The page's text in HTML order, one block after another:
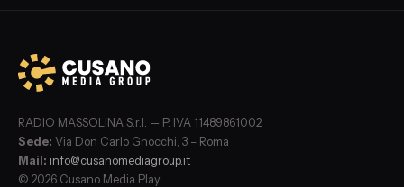
RADIO MASSOLINA S.r.l. — P. IVA 11489861002
Sede: Via Don Carlo Gnocchi, 3 – Roma
Mail: info@cusanomediagroup.it
© 2026 Cusano Media Play